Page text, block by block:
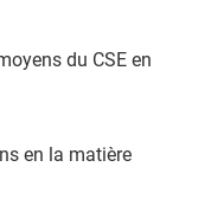
du CSE en
en la matière